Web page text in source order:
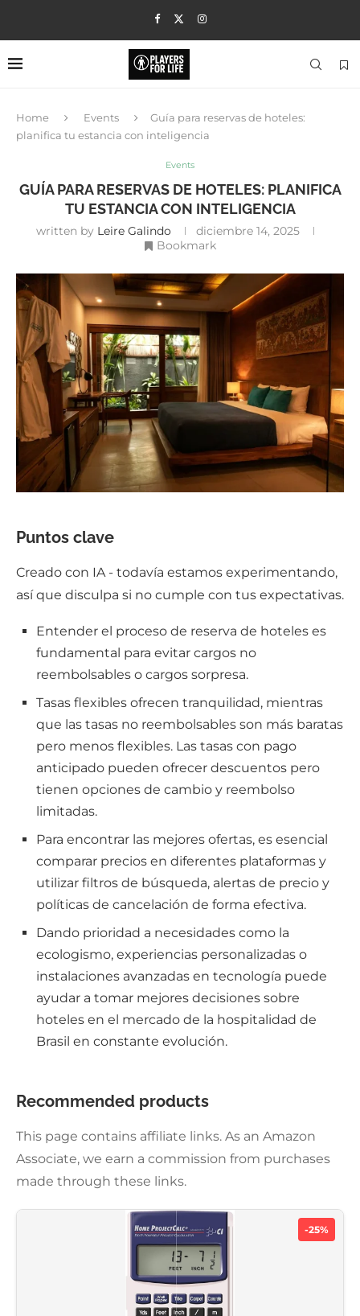
Home Events
Guía para reservas de hoteles:
planifica tu estancia con inteligencia
Events
GUÍA PARA RESERVAS DE HOTELES: PLANIFICA
TU ESTANCIA CON INTELIGENCIA
written by Leire Galindo
diciembre 14, 2025
Bookmark
Puntos clave
Creado con IA - todavía estamos experimentando,
así que disculpa si no cumple con tus expectativas.
Entender el proceso de reserva de hoteles es
fundamental para evitar cargos no
reembolsables o cargos sorpresa.
Tasas flexibles ofrecen tranquilidad, mientras
que las tasas no reembolsables son más baratas
pero menos flexibles. Las tasas con pago
anticipado pueden ofrecer descuentos pero
tienen opciones de cambio y reembolso
limitadas.
Para encontrar las mejores ofertas, es esencial
comparar precios en diferentes plataformas y
utilizar filtros de búsqueda, alertas de precio y
políticas de cancelación de forma efectiva.
Dando prioridad a necesidades como la
ecologismo, experiencias personalizadas o
instalaciones avanzadas en tecnología puede
ayudar a tomar mejores decisiones sobre
hoteles en el mercado de la hospitalidad de
Brasil en constante evolución.
Recommended products
This page contains affiliate links. As an Amazon
Associate, we earn a commission from purchases
made through these links.
-25%